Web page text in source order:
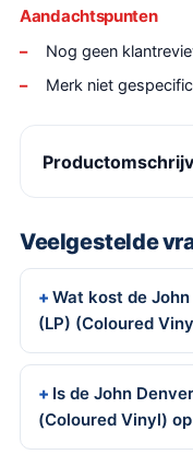
Aandachtspunten
Nog geen
Merk niet
Veelgestelde
Wat kost de
(LP) (Coloured
Is de John
(Coloured Vinyl)